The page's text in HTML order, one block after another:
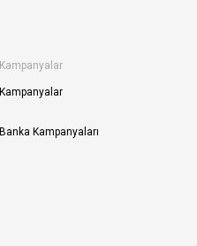
Kampanyalar
Kampanyalar
Banka Kampanyaları